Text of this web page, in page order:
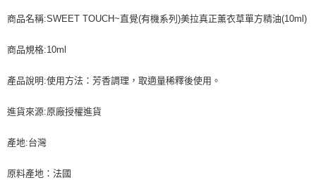
商品名稱:SWEET TOUCH~直覺(有機系列)美拉真正薰衣草單方精油(10ml)
商品規格:10ml
產品說明:使用方法：芳香調理，取適量稀釋後使用。
進貨來源:原廠授權進貨
產地:台灣
原料產地：法國